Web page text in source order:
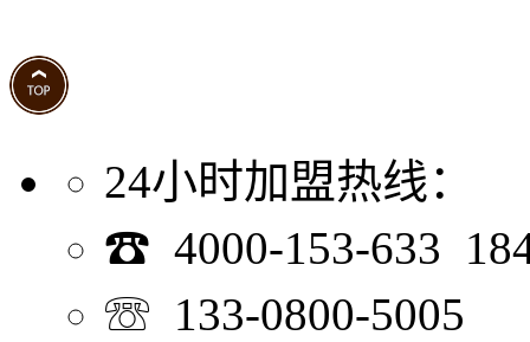
24小时加盟热线：
☎ 4000-153-633
☏ 133-0800-5005